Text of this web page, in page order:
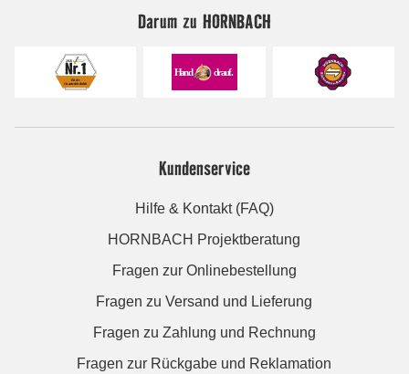
Darum zu HORNBACH
Kundenservice
Hilfe & Kontakt (FAQ)
HORNBACH Projektberatung
Fragen zur Onlinebestellung
Fragen zu Versand und Lieferung
Fragen zu Zahlung und Rechnung
Fragen zur Rückgabe und Reklamation